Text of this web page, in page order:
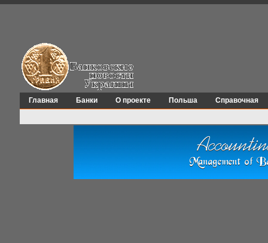
Главная Банки О проекте Польша Справочная